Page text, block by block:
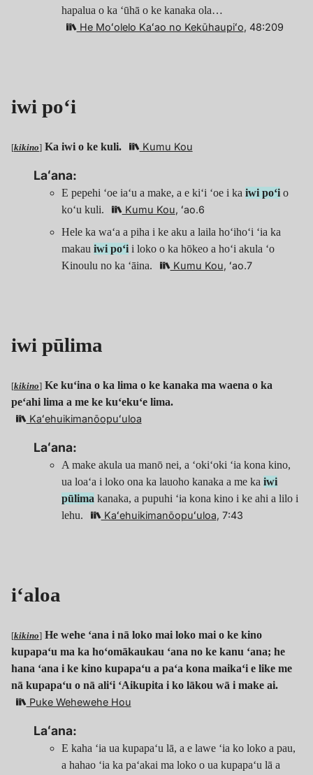
hapalua o ka ʻūhā o ke kanaka ola…
He Moʻolelo Kaʻao no Kekūhaupiʻo, 48:209
iwi poʻi
[kikino] Ka iwi o ke kuli. Kumu Kou
Laʻana:
E pepehi ʻoe iaʻu a make, a e kiʻi ʻoe i ka iwi poʻi o
koʻu kuli.
Kumu Kou, ʻao.6
Hele ka waʻa a piha i ke aku a laila hoʻihoʻi ʻia ka
makau iwi poʻi i loko o ka hōkeo a hoʻi akula ʻo
Kinoulu no ka ʻāina.
Kumu Kou, ʻao.7
iwi pūlima
[kikino] Ke kuʻina o ka lima o ke kanaka ma waena o ka
peʻahi lima a me ke kuʻekuʻe lima.
Kaʻehuikimanōopuʻuloa
Laʻana:
A make akula ua manō nei, a ʻokiʻoki ʻia kona kino,
ua loaʻa i loko ona ka lauoho kanaka a me ka iwi
pūlima kanaka, a pupuhi ʻia kona kino i ke ahi a lilo i
lehu.
Kaʻehuikimanōopuʻuloa, 7:43
iʻaloa
[kikino] He wehe ʻana i nā loko mai loko mai o ke kino
kupapaʻu ma ka hoʻomākaukau ʻana no ke kanu ʻana; he
hana ʻana i ke kino kupapaʻu a paʻa kona maikaʻi e like me
nā kupapaʻu o nā aliʻi ʻAikupita i ko lākou wā i make ai.
Puke Wehewehe Hou
Laʻana:
E kaha ʻia ua kupapaʻu lā, a e lawe ʻia ko loko a pau,
a hahao ʻia ka paʻakai ma loko o ua kupapaʻu lā a